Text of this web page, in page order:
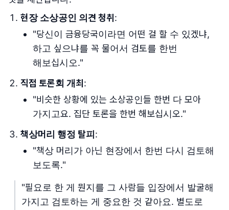
현장 소상공인 의견 청취 :
"당신이 금융당국이라면 어떤 걸 할 수 있겠냐,
하고 싶으냐를 꼭 물어서 검토를 한번
해보십시오."
직접 토론회 개최 :
"비슷한 상황에 있는 소상공인들 한번 다 모아
가지고요. 집단 토론을 한번 해보십시오."
책상머리 행정 탈피 :
"책상 머리가 아닌 현장에서 한번 다시 검토해
보도록."
"필요로 한 게 뭔지를 그 사람들 입장에서 발굴해
가지고 검토하는 게 중요한 것 같아요. 별도로